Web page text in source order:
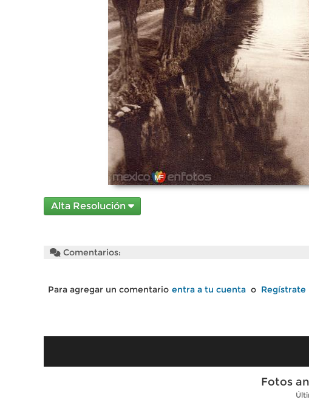
Alta Resolución
Comentarios:
Para agregar un comentario entra a tu cuenta o Regístrate
Fotos